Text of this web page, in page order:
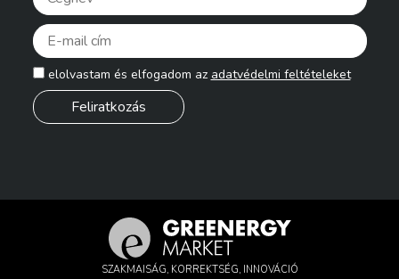
elolvastam és elfogadom az adatvédelmi feltételeket
SZAKMAISÁG, KORREKTSÉG, INNOVÁCIÓ